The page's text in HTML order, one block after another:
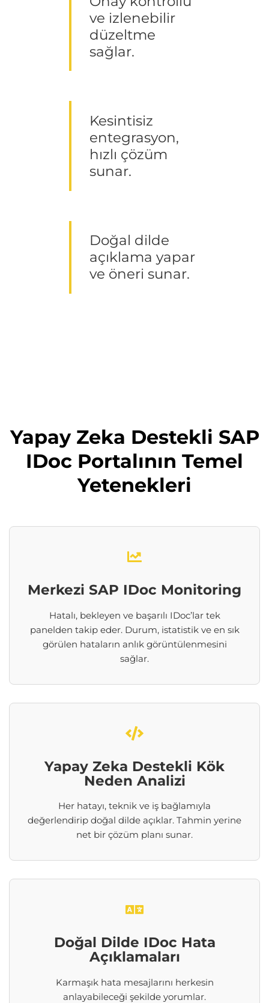
ve izlenebilir
düzeltme
sağlar.
Kesintisiz
entegrasyon,
hızlı çözüm
sunar.
Doğal dilde
açıklama yapar
ve öneri sunar.
Yapay Zeka Destekli SAP
IDoc Portalının Temel
Yetenekleri
Merkezi SAP IDoc Monitoring
Hatalı, bekleyen ve başarılı IDoc’lar tek
panelden takip eder. Durum, istatistik ve en sık
görülen hataların anlık görüntülenmesini
sağlar.
Yapay Zeka Destekli Kök
Neden Analizi
Her hatayı, teknik ve iş bağlamıyla
değerlendirip doğal dilde açıklar. Tahmin yerine
net bir çözüm planı sunar.
Doğal Dilde IDoc Hata
Açıklamaları
Karmaşık hata mesajlarını herkesin
anlayabileceği şekilde yorumlar.